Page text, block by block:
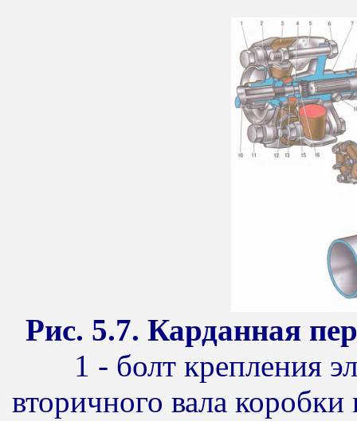
Рис. 5.7. Карданная
1 - болт крепления
вторичного вала